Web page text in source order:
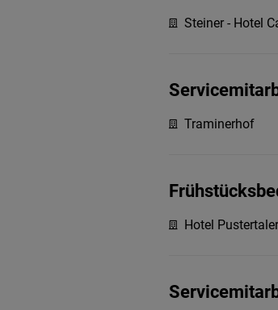
Steiner - Hotel
Traminerhof
Hotel